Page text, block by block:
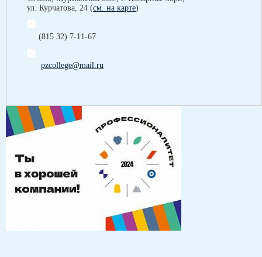
ул. Курчатова, 24 (см. на карте)
(815 32) 7-11-67
pzcollege@mail.ru